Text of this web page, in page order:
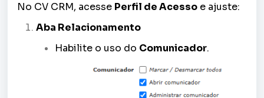
No CV CRM, acesse Perfil de Acesso e ajuste:
Aba Relacionamento
Habilite o uso do Comunicador.